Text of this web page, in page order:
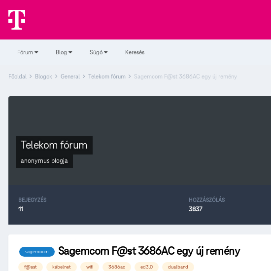
Fórum Blog Súgó Keresés
Főoldal Blogok General Telekom fórum Sagemcom F@st 3686AC egy új remény
Telekom fórum
anonymus blogja
BEJEGYZÉS
11
HOZZÁSZÓLÁS
3837
sagemcom Sagemcom F@st 3686AC egy új remény
f@ast kábelnet wifi 3686ac ed3.0 dualband